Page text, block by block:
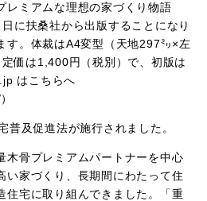
レミアムな理想の家づくり物語
に扶桑社から出版することになり
す。体裁はA4変型（天地297㍉×左
価は1,400円（税別）で、初版は
はこちらへ
普及促進法が施行されました。
木骨プレミアムパートナーを中心
い家づくり、長期間にわたって住
住宅に取り組んできました。「重